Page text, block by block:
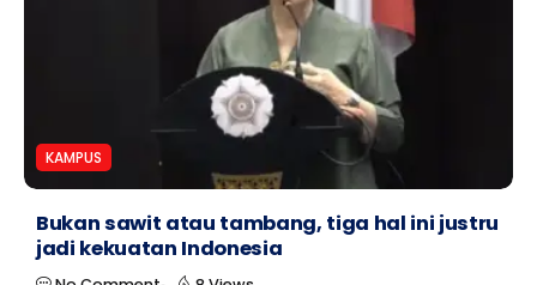
KAMPUS
Bukan sawit atau tambang, tiga hal ini justru
jadi kekuatan Indonesia